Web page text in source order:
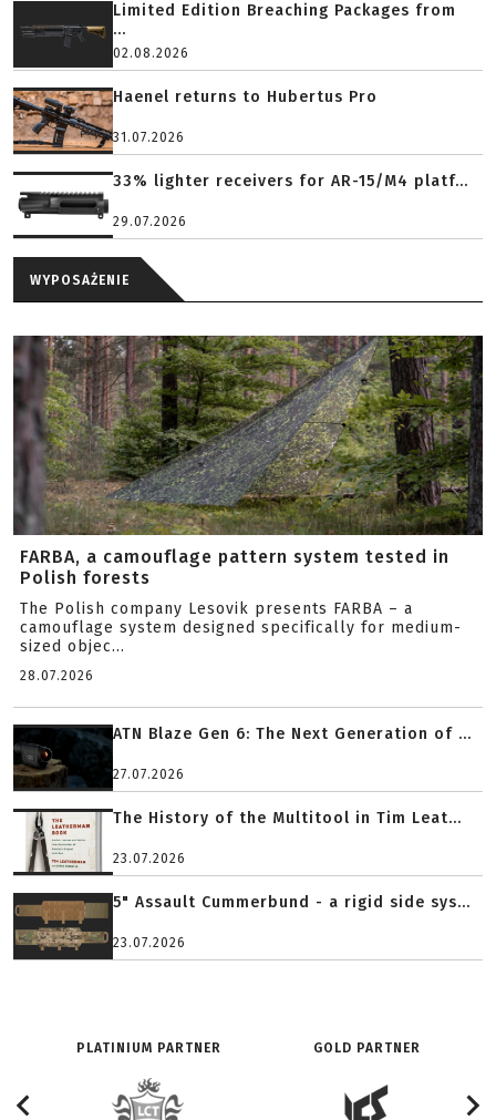
Limited Edition Breaching Packages from
...
02.08.2026
Haenel returns to Hubertus Pro
31.07.2026
33% lighter receivers for AR-15/M4 platf...
29.07.2026
WYPOSAŻENIE
FARBA, a camouflage pattern system tested in
Polish forests
The Polish company Lesovik presents FARBA – a
camouflage system designed specifically for medium-
sized objec...
28.07.2026
ATN Blaze Gen 6: The Next Generation of ...
27.07.2026
The History of the Multitool in Tim Leat...
23.07.2026
5" Assault Cummerbund - a rigid side sys...
23.07.2026
PLATINIUM PARTNER GOLD PARTNER